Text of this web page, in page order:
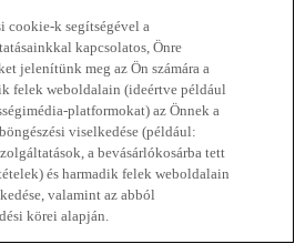
cookie-k segítségével a
kapcsolatos, Önre
jelenítünk meg az Ön számára a
felek weboldalain (ideértve például
platformokat) az Önnek a
viselkedése (például:
a bevásárlókosárba tett
és harmadik felek weboldalain
valamint az abból
körei alapján.